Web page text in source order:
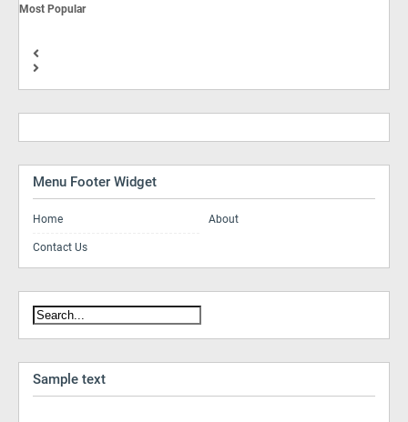
Most Popular
Menu Footer Widget
Home About
Contact Us
Sample text